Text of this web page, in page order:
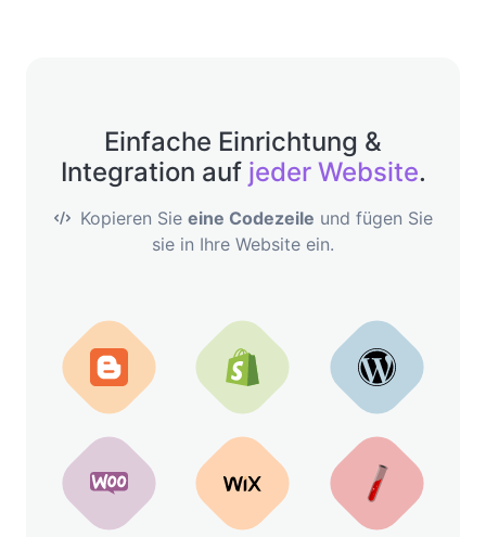
Einfache Einrichtung &
Integration auf jeder Website.
Kopieren Sie eine Codezeile und fügen Sie
sie in Ihre Website ein.